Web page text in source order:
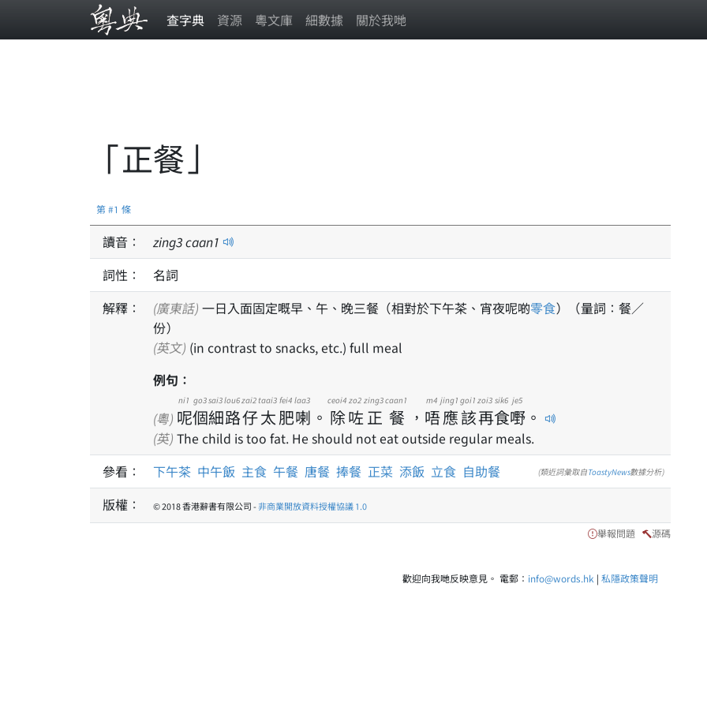
查字典 資源 粵文庫 細數據 關於我哋
「正餐」
第 #1 條
讀音： zing3caan1
詞性：
名詞
解釋：
(廣東話) 一日入面固定嘅早、午、晚三餐（相對於下午茶、宵夜呢啲零食）（量詞：餐／
份）
(英文) (in contrast to snacks, etc.) full meal
例句：
(粵) 呢
ni1
個
go3
細
sai3
路
lou6
仔
zai2
太
taai3
肥
fei4
喇
laa3
。 除
ceoi4
咗
zo2
正
zing3
餐
caan1
， 唔
m4
應
jing1
該
goi1
再
zoi3
食
sik6
嘢
je5
。
(英) The child is too fat. He should not eat outside regular meals.
參看：
下午茶 中午飯 主食 午餐 唐餐 捧餐 正菜 添飯 立食 自助餐 (類近詞彙取自ToastyNews數據分析)
版權： © 2018 香港辭書有限公司 -非商業開放資料授權協議 1.0
舉報問題 源碼
歡迎向我哋反映意見。 電郵： info@words.hk | 私隱政策聲明